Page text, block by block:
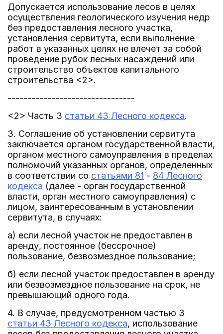
Допускается использование лесов в целях
осуществления геологического изучения недр
без предоставления лесного участка,
установления сервитута, если выполнение
работ в указанных целях не влечет за собой
проведение рубок лесных насаждений или
строительство объектов капитального
строительства <2>.
--------------------------------
<2> Часть 3 статьи 43 Лесного кодекса.
3. Соглашение об установлении сервитута
заключается органом государственной власти,
органом местного самоуправления в пределах
полномочий указанных органов, определенных
в соответствии со статьями 81 - 84 Лесного
кодекса (далее - орган государственной
власти, орган местного самоуправления) с
лицом, заинтересованным в установлении
сервитута, в случаях:
а) если лесной участок не предоставлен в
аренду, постоянное (бессрочное)
пользование, безвозмездное пользование;
б) если лесной участок предоставлен в аренду
или безвозмездное пользование на срок, не
превышающий одного года.
4. В случае, предусмотренном частью 3
статьи 43 Лесного кодекса, использование